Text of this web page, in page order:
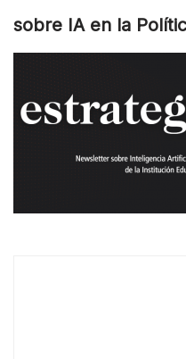
sobre IA en la